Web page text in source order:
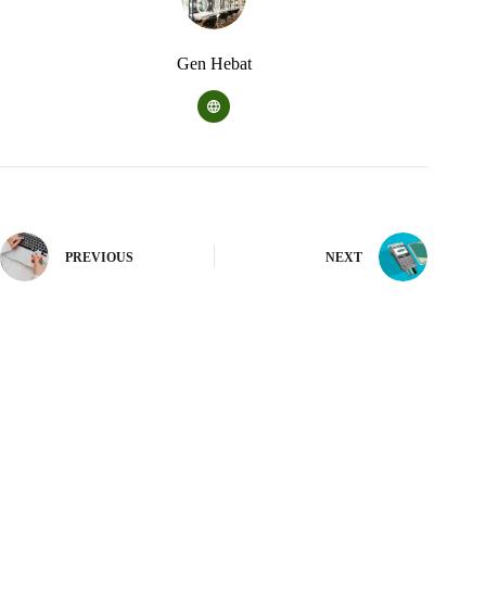
Gen Hebat
PREVIOUS NEXT